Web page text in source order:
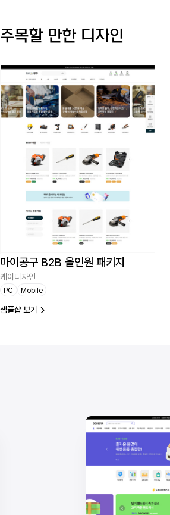
주목할 만한 디자인
마이공구 B2B 올인원 패키지
케이디자인
PC Mobile
샘플샵 보기